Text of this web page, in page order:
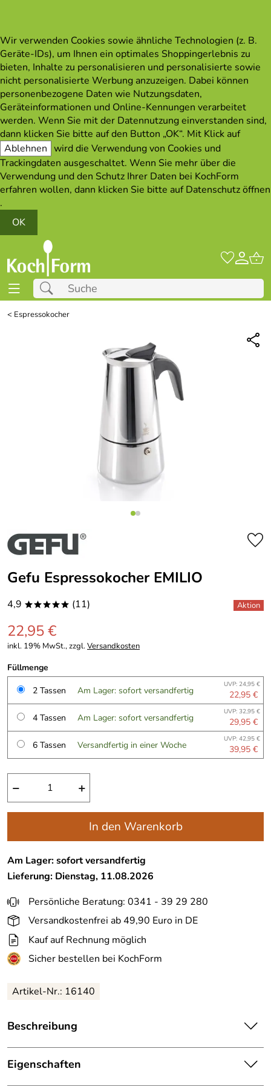
Wir verwenden Cookies sowie ähnliche Technologien (z. B.
Geräte-IDs), um Ihnen ein optimales Shoppingerlebnis zu
bieten, Inhalte zu personalisieren und personalisierte sowie
nicht personalisierte Werbung anzuzeigen. Dabei können
personenbezogene Daten wie Nutzungsdaten,
Geräteinformationen und Online-Kennungen verarbeitet
werden. Wenn Sie mit der Datennutzung einverstanden sind,
dann klicken Sie bitte auf den Button „OK“. Mit Klick auf
Ablehnen wird die Verwendung von Cookies und
Trackingdaten ausgeschaltet. Wenn Sie mehr über die
Verwendung und den Schutz Ihrer Daten bei KochForm
erfahren wollen, dann klicken Sie bitte aufDatenschutz öffnen
.
OK
< Espressokocher
Gefu Espressokocher EMILIO
4,9 ***** (11)
22,95 €
inkl. 19% MwSt., zzgl.Versandkosten
Füllmenge
2 Tassen
Am Lager: sofort versandfertig UVP: 24,95 €
22,95 €
4 Tassen
Am Lager: sofort versandfertig UVP: 32,95 €
29,95 €
6 Tassen
Versandfertig in einer Woche UVP: 42,95 €
39,95 €
− +
In den Warenkorb
Am Lager: sofort versandfertig
Lieferung: Dienstag, 11.08.2026
Persönliche Beratung: 0341 - 39 29 280
Versandkostenfrei ab 49,90 Euro in DE
Kauf auf Rechnung möglich
Sicher bestellen bei KochForm
Artikel-Nr.: 16140
Beschreibung
Gefu Espressokocher EMILIO. Mit dem Espressokocher
brühen Sie im Handumdrehen leckeren, aromatischen
Eigenschaften